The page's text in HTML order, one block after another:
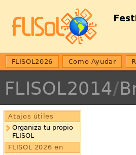
FLISOL2026 Como Ayudar
FLISOL2014/
Atajos útiles
Organiza tu propio
FLISOL
FLISOL 2026 en